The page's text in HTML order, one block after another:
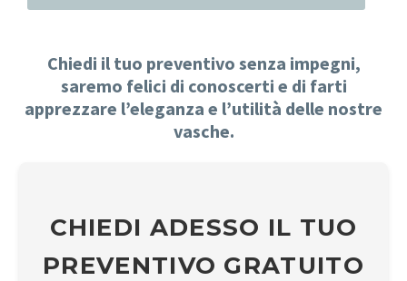
Chiedi il tuo preventivo senza impegni,
saremo felici di conoscerti e di farti
apprezzare l’eleganza e l’utilità delle nostre
vasche.
CHIEDI ADESSO IL TUO
PREVENTIVO GRATUITO